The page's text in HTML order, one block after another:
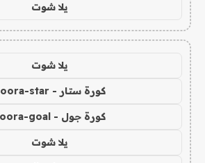
يلا شوت
يلا شوت
كورة ستار - koora-star
كورة جول - koora-goal
يلا شوت